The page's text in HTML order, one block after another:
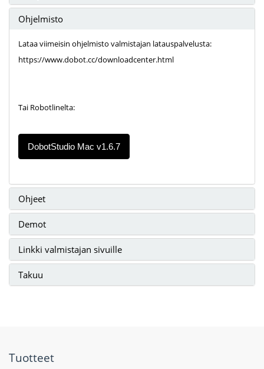
Ohjelmisto
L ataa viimeisin ohjelmisto valmistajan latauspalvelusta:
https://www.dobot.cc/downloadcenter.html
Tai Robotlinelta:
DobotStudio Mac v1.6.7
Ohjeet
Demot
Linkki valmistajan sivuille
Takuu
Tuotteet